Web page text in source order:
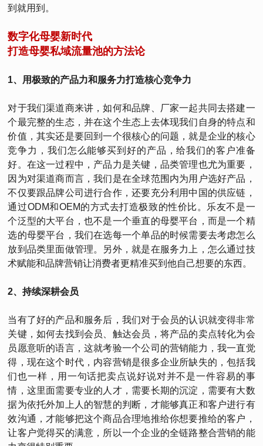
到就用到。
数字化母婴新时代
打造母婴私域流量池的方法论
1、用极致的产品力和服务力打造核心竞争力
对于我们渠道商来讲，如何和品牌、厂家一起共同去搭建一
个最完整的生态，并在这个生态上去体现我们自身的特点和
价值，其实还是要回到一个很核心的问题，就是企业的核心
竞争力，我们怎么能够买到好的产品，给我们的客户准备
好。在这一过程中，产品力是关键，品类管理也尤为重要，
因为对渠道商而言，我们是在全球范围内为用户选好产品，
不仅要跟品牌公司进行合作，还要充分利用中国的供应链，
通过ODM和OEM的方式去打造极致的性价比。乐友不是一
个泛型的大平台，也不是一个垂直的母婴平台，而是一个精
选的母婴平台，我们在选每一个单品的时候需要去考虑怎么
放到品类里面做管理。另外，就是在服务力上，怎么通过技
术赋能和品牌营销让消费者更精准买到他自己想要的东西。
2、持续深耕会员
当有了好的产品和服务后，我们对于会员的认识就变得非常
关键，如何去找到会员、触达会员，将产品的卖点转化为会
员愿意听的语言，这就考验一个公司的营销能力，我一直觉
得，现在这个时代，内容营销是很多企业所缺失的，包括我
们也一样，用一句话把卖点说好说对并不是一件容易的事
情，这里面需要专业的人才，需要长期的沉淀，需要有大数
据为依托外加上人的智慧的判断，才能够真正和客户进行有
效沟通，才能够把这个商品合理地推给你想要推给的客户，
让客户觉得买的满意，所以一个企业的全链路整合营销的能